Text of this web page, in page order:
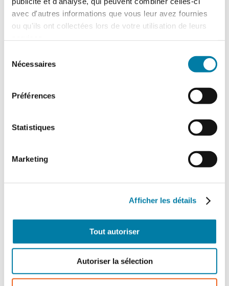
avec d'autres informations que vous leur avez fournies
ou qu'ils ont collectées lors de votre utilisation de leurs
Nécessaires
Préférences
Statistiques
Marketing
Afficher les détails
Tout autoriser
Autoriser la sélection
survenus en 2025 au sein des installations
classées…
Retour d’expérience : exercice attentat au
le 10 février 2026, un exercice attentat
terroriste de grande ampleur. Romain…